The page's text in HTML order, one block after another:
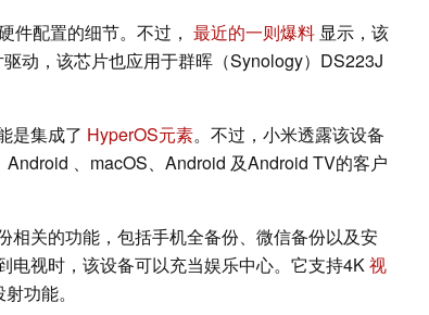
件配置的细节。不过， 最近的一则爆料 显示，该
动，该芯片也应用于群晖（Synology）DS223J
是集成了 HyperOS元素。不过，小米透露该设备
、macOS、Android 及Android TV的客户
相关的功能，包括手机全备份、微信备份以及安
电视时，该设备可以充当娱乐中心。它支持4K视
功能。